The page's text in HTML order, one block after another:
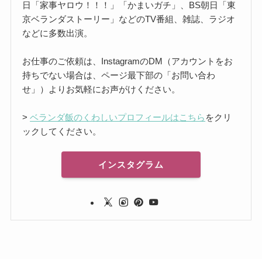
日「家事ヤロウ！！！」「かまいガチ」、BS朝日「東
京ベランダストーリー」などのTV番組、雑誌、ラジオ
などに多数出演。
お仕事のご依頼は、InstagramのDM（アカウントをお
持ちでない場合は、ページ最下部の「お問い合わ
せ」）よりお気軽にお声がけください。
>ベランダ飯のくわしいプロフィールはこちら をクリ
ックしてください。
インスタグラム